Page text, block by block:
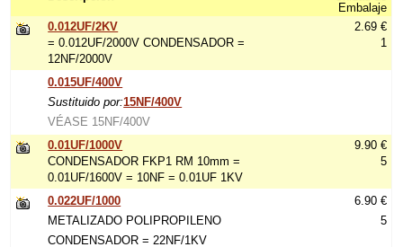
Embalaje
0.012UF/2KV
= 0.012UF/2000V CONDENSADOR =
12NF/2000V
2.69 €
1
0.015UF/400V
Sustituido por:15NF/400V
VÉASE 15NF/400V
0.01UF/1000V
CONDENSADOR FKP1 RM 10mm =
0.01UF/1600V = 10NF = 0.01UF 1KV
9.90 €
5
0.022UF/1000
METALIZADO POLIPROPILENO
CONDENSADOR = 22NF/1KV
6.90 €
5